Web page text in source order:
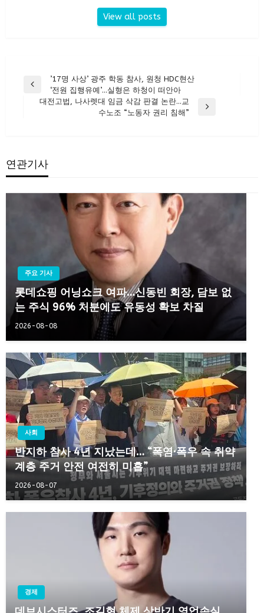
View all posts
글
Previous
Post
’17명 사상’ 광주 학동 참사, 원청 HDC현산
‘전원 집행유예’…실형은 하청이 떠안아
대전고법, 나사렛대 임금 삭감 판결 논란…교
수노조 “노동자 권리 침해”
연관기사
주요 기사
롯데쇼핑 어닝쇼크 여파…신동빈 회장, 담보 없
는 주식 96% 처분에도 유동성 확보 차질
2026-08-08
사회
반지하 참사 4년 지났는데… “폭염·폭우 속 취약
계층 주거 안전 여전히 미흡”
2026-08-07
경제